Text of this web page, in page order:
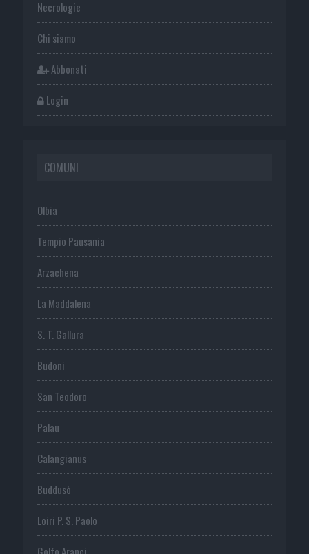
Necrologie
Chi siamo
Abbonati
Login
COMUNI
Olbia
Tempio Pausania
Arzachena
La Maddalena
S. T. Gallura
Budoni
San Teodoro
Palau
Calangianus
Buddusò
Loiri P. S. Paolo